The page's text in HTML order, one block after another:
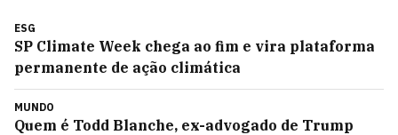
ESG
SP Climate Week chega ao fim e vira plataforma
permanente de ação climática
MUNDO
Quem é Todd Blanche, ex-advogado de Trump